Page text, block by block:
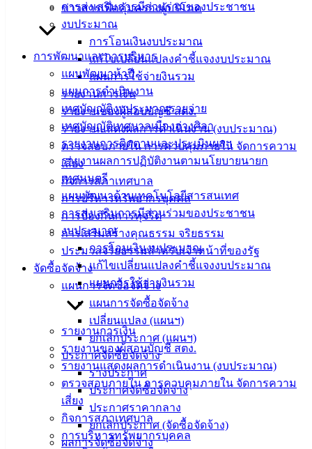
การส่งเสริมการมีส่วนร่วมของประชาชน
งบประมาณ
การโอนเงินงบประมาณ
แก้ไขเปลี่ยนแปลงคำชี้แจงงบประมาณ
แผนการใช้จ่ายงินรวม
รายงานการเงิน
รายงานของผู้สอบบัญชี สตง.
รายงานแสดงผลการดำเนินงาน (งบประมาณ)
ตรวจสอบภายใน การควบคุมภายใน จัดการความ
เสี่ยง
กิจการสภาเทศบาล
การบริหารทรัพยากรบุคคล
การป้องกันการทุจริต
การเสริมสร้างคุณธรรม จริยธรรม
ประมวลจริยธรรมสำหรับเจ้าหน้าที่ของรัฐ
จัดซื้อจัดจ้าง
แผนการจัดซื้อจัดจ้าง
แผนการจัดซื้อจัดจ้าง
เปลี่ยนแปลง (แผนฯ)
ยกเลิกประกาศ (แผนฯ)
ประกาศจัดซื้อจัดจ้าง
ร่างประกาศ
ประกาศจัดซื้อจัดจ้าง
ประกาศราคากลาง
ยกเลิกประกาศ (จัดซื้อจัดจ้าง)
ผลการจัดซื้อจัดจ้าง
ข่าวสารเพื่อคุ้มครองผู้บริโภค
การพัฒนาและการบริหาร
แผนพัฒนาห้าปี
แผนการดำเนินงาน
เทศบัญญัติงบประมาณรายจ่าย
เทศบัญญัติเทศบาลเมืองอ่างศิลา
รายงานการติดตามและประเมินผลฯ
รายงานผลการปฏิบัติงานตามนโยบายนายก
เทศมนตรี
แผนพัฒนาด้านเทคโนโลยีสารสนเทศ
การส่งเสริมการมีส่วนร่วมของประชาชน
งบประมาณ
การโอนเงินงบประมาณ
แก้ไขเปลี่ยนแปลงคำชี้แจงงบประมาณ
แผนการใช้จ่ายงินรวม
รายงานการเงิน
รายงานของผู้สอบบัญชี สตง.
รายงานแสดงผลการดำเนินงาน (งบประมาณ)
ตรวจสอบภายใน การควบคุมภายใน จัดการความ
เสี่ยง
กิจการสภาเทศบาล
การบริหารทรัพยากรบุคคล
ฟอร์ม,
เอกสาร
คู่มือ
สำหรับ
ประชาชน/
คู่มือการ
ปฏิบัติ
งาน
ข่าวสาร
ศุนย์
ข้อมูล
ข่าวสาร
อิเล็กทรอนิกส์
องค์
(Knowledge
Management)
เทศบาล
สายตรง
นายก
ประวัติ